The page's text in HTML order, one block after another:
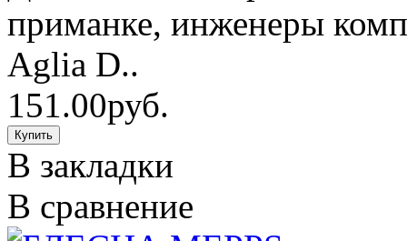
приманке, инженеры
Aglia D..
151.00руб.
В закладки
В сравнение